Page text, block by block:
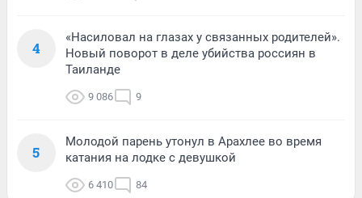
4
«Насиловал на глазах у связанных родителей».
Новый поворот в деле убийства россиян в
Таиланде
9 086 9
5
Молодой парень утонул в Арахлее во время
катания на лодке с девушкой
6 410 84